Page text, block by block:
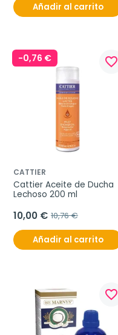
Añadir al carrito
-0,76 € favorite_border
CATTIER
Cattier Aceite de Ducha
Lechoso 200 ml
10,00 € 10,76 €
Añadir al carrito
favorite_border